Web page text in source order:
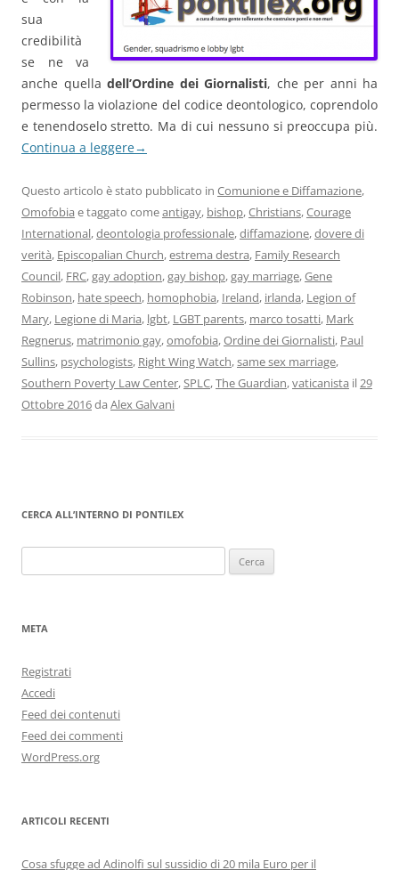
sua
credibilità
se ne va
anche quella dell’Ordine dei Giornalisti, che per anni ha
permesso la violazione del codice deontologico, coprendolo
e tenendoselo stretto. Ma di cui nessuno si preoccupa più.
Continua a leggere→
Questo articolo è stato pubblicato in Comunione e Diffamazione,
Omofobia e taggato comeantigay, bishop,Christians,Courage
International,deontologia professionale,diffamazione,dovere di
verità, Episcopalian Church,estrema destra, Family Research
Council, FRC,gay adoption,gay bishop,gay marriage,Gene
Robinson, hate speech, homophobia, Ireland, irlanda, Legion of
Mary, Legione di Maria, lgbt, LGBT parents, marco tosatti, Mark
Regnerus, matrimonio gay,omofobia,Ordine dei Giornalisti, Paul
Sullins, psychologists, Right Wing Watch,same sex marriage,
Southern Poverty Law Center,SPLC,The Guardian,vaticanista il29
Ottobre 2016da Alex Galvani
CERCA ALL’INTERNO DI PONTILEX
per:
META
Registrati
Accedi
Feed dei contenuti
Feed dei commenti
WordPress.org
ARTICOLI RECENTI
Cosa sfugge ad Adinolfi sul sussidio di 20 mila Euro per il